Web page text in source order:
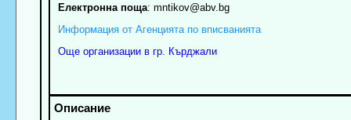
Електронна поща: mntikov@abv.bg
Информация от Агенцията по вписванията
Още организации в гр. Кърджали